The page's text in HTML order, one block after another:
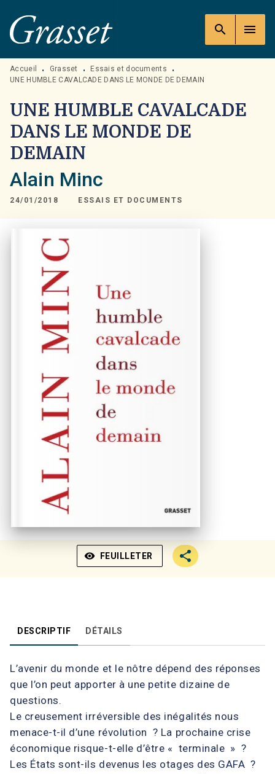
MENU RECHERCHE
PIED DE PAGE
search menu
Accueil • Grasset • Essais et documents
•
UNE HUMBLE CAVALCADE DANS LE MONDE DE DEMAIN
UNE HUMBLE CAVALCADE
DANS LE MONDE DE
DEMAIN
Alain Minc
24/01/2018 ESSAIS ET DOCUMENTS
visibility FEUILLETER
DESCRIPTIF DÉTAILS
L’avenir du monde et le nôtre dépend des réponses
que l’on peut apporter à une petite dizaine de
questions.
Le creusement irréversible des inégalités nous
menace-t-il d’une révolution ? La prochaine crise
économique risque-t-elle d’être « terminale » ?
Les États sont-ils devenus les otages des GAFA ?